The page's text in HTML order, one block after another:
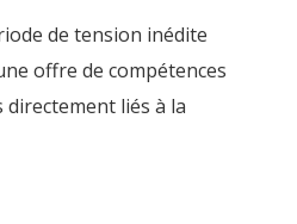
de tension inédite
offre de compétences
directement liés à la